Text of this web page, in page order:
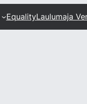
EqualityLaulumaja